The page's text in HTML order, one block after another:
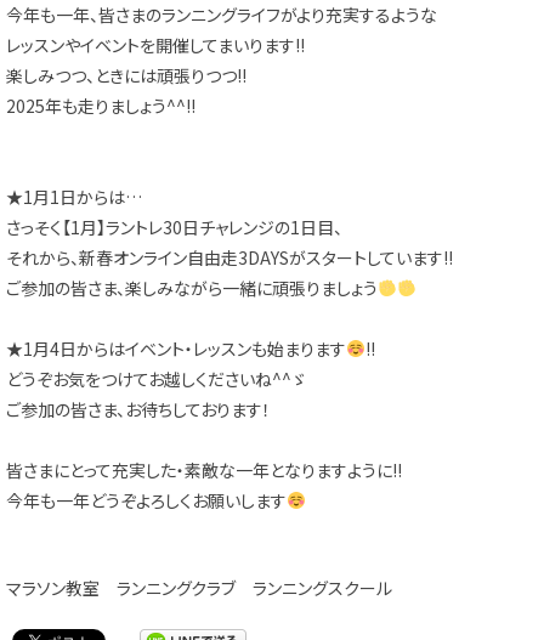
今年も一年、皆さまのランニングライフがより充実するような
レッスンやイベントを開催してまいります!!
楽しみつつ、ときには頑張りつつ!!
2025年も走りましょう^^!!
★1月1日からは…
さっそく【1月】ラントレ30日チャレンジの1日目、
それから、新春オンライン自由走3DAYSがスタートしています!!
ご参加の皆さま、楽しみながら一緒に頑張りましょう
★1月4日からはイベント・レッスンも始まります
!!
どうぞお気をつけてお越しくださいね^^ゞ
ご参加の皆さま、お待ちしております！
皆さまにとって充実した・素敵な一年となりますように!!
今年も一年どうぞよろしくお願いします
マラソン教室 ランニングクラブ ランニングスクール